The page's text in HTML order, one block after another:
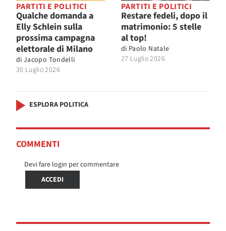
PARTITI E POLITICI
Qualche domanda a
Elly Schlein sulla
prossima campagna
elettorale di Milano
di Jacopo Tondelli
30 Luglio 2026
PARTITI E POLITICI
Restare fedeli, dopo il
matrimonio: 5 stelle
al top!
di Paolo Natale
27 Luglio 2026
ESPLORA POLITICA
COMMENTI
Devi fare login per commentare
ACCEDI